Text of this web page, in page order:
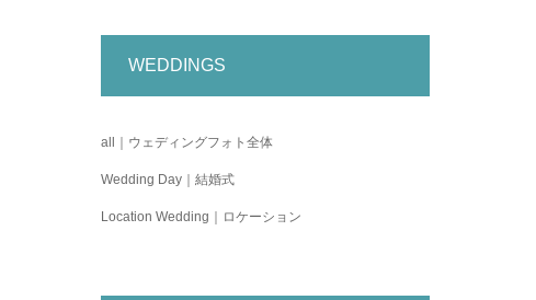
WEDDINGS
all｜ウェディングフォト全体
Wedding Day｜結婚式
Location Wedding｜ロケーション